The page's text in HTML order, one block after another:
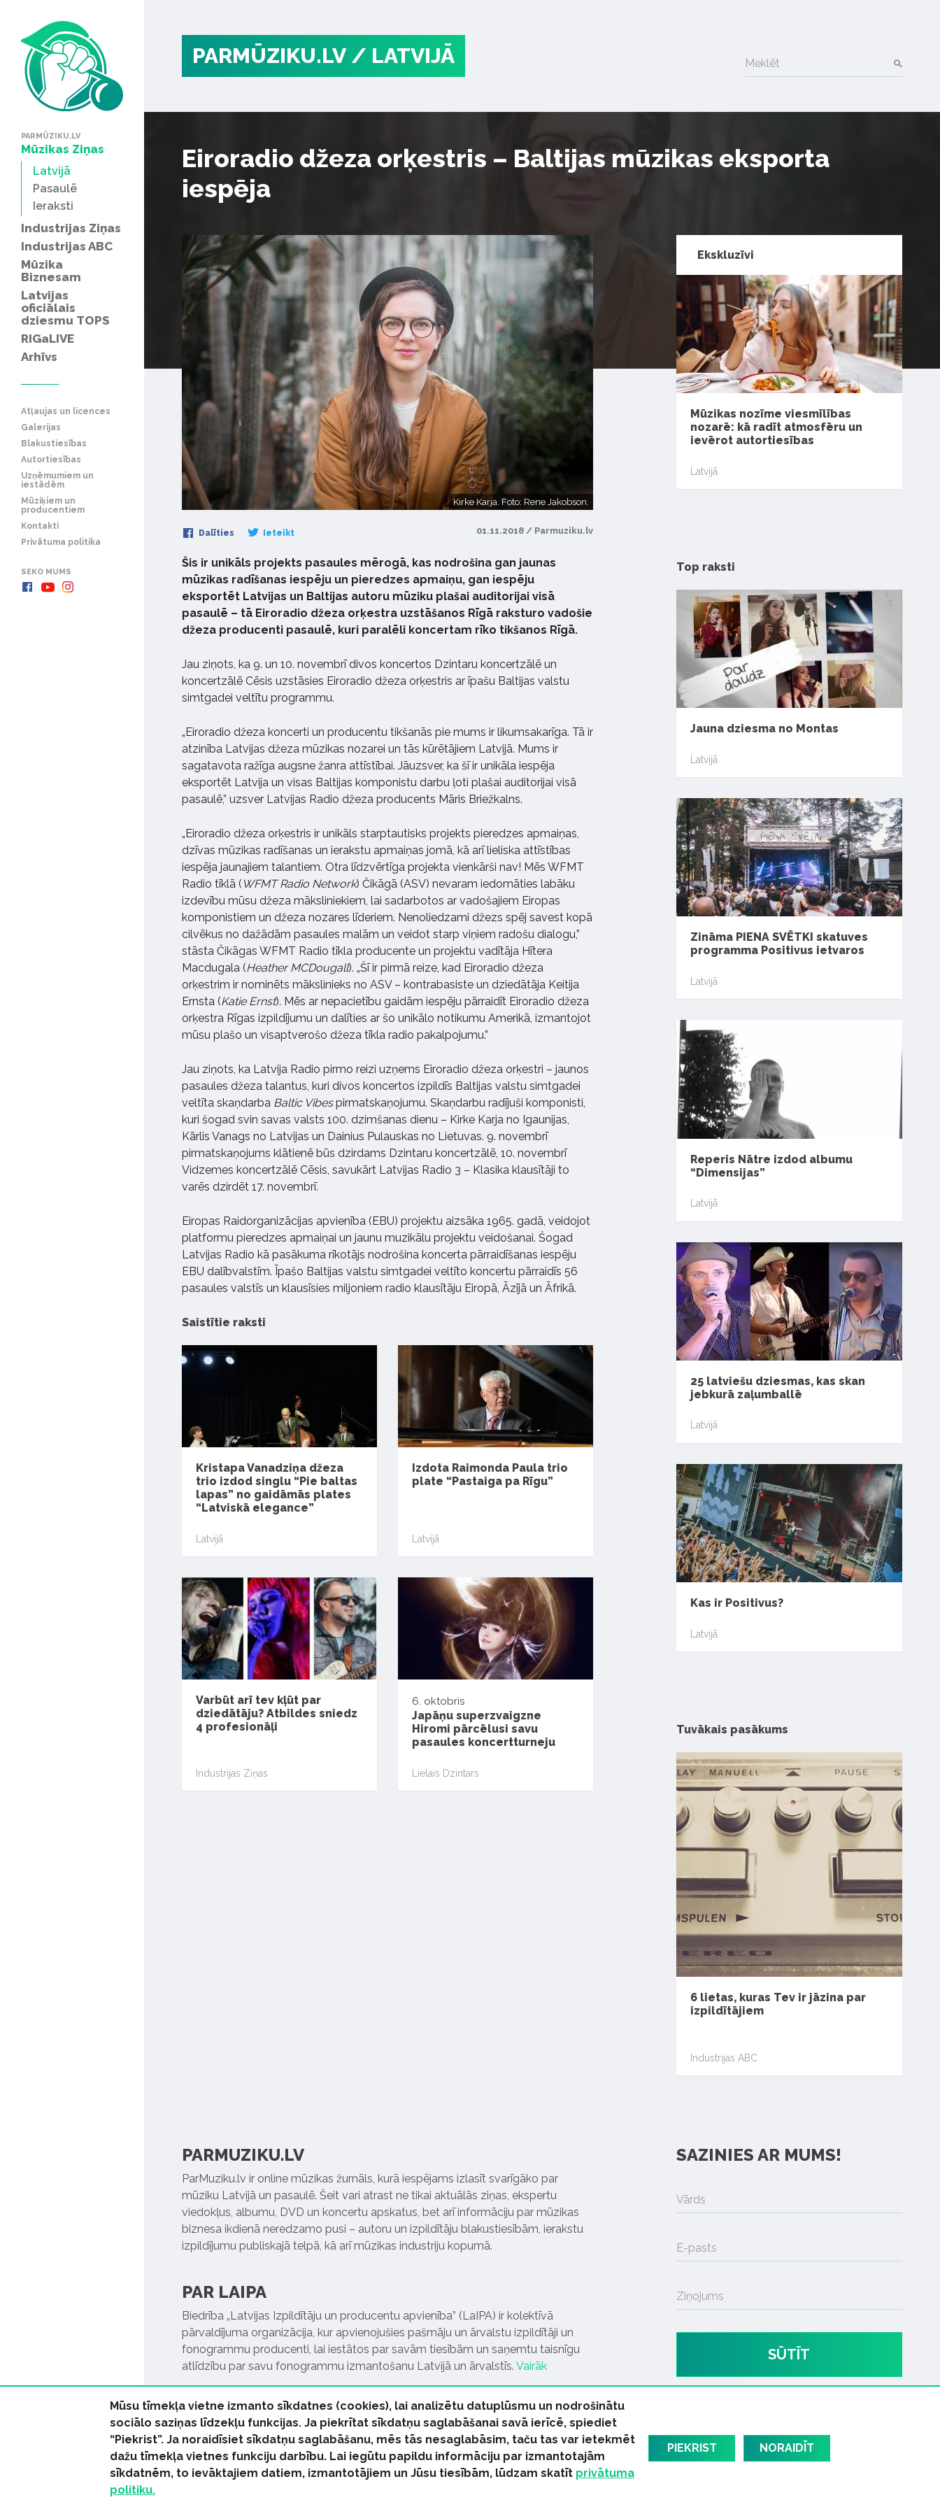
PARMŪZIKU.LV
Mūzikas Ziņas
Latvijā
Pasaulē
Ieraksti
Industrijas Ziņas
Industrijas ABC
Mūzika
Biznesam
Latvijas
oficiālais
dziesmu TOPS
RIGaLIVE
Arhīvs
Atļaujas un licences
Galerijas
Blakustiesības
Autortiesības
Uzņēmumiem un
iestādēm
Mūziķiem un
producentiem
Kontakti
Privātuma politika
SEKO MUMS
PARMŪZIKU.LV / LATVIJĀ Meklēt
Eiroradio džeza orķestris – Baltijas mūzikas eksporta
iespēja
Kirke Karja. Foto: Rene Jakobson.
Dalīties Ieteikt 01.11.2018 / Parmuziku.lv
Šis ir unikāls projekts pasaules mērogā, kas nodrošina gan jaunas
mūzikas radīšanas iespēju un pieredzes apmaiņu, gan iespēju
eksportēt Latvijas un Baltijas autoru mūziku plašai auditorijai visā
pasaulē – tā Eiroradio džeza orķestra uzstāšanos Rīgā raksturo vadošie
džeza producenti pasaulē, kuri paralēli koncertam rīko tikšanos Rīgā.
Jau ziņots, ka 9. un 10. novembrī divos koncertos Dzintaru koncertzālē un
koncertzālē Cēsis uzstāsies Eiroradio džeza orķestris ar īpašu Baltijas valstu
simtgadei veltītu programmu.
„Eiroradio džeza koncerti un producentu tikšanās pie mums ir likumsakarīga. Tā ir
atzinība Latvijas džeza mūzikas nozarei un tās kūrētājiem Latvijā. Mums ir
sagatavota ražīga augsne žanra attīstībai. Jāuzsver, ka šī ir unikāla iespēja
eksportēt Latvija un visas Baltijas komponistu darbu ļoti plašai auditorijai visā
pasaulē,” uzsver Latvijas Radio džeza producents Māris Briežkalns.
„Eiroradio džeza orķestris ir unikāls starptautisks projekts pieredzes apmaiņas,
dzīvas mūzikas radīšanas un ierakstu apmaiņas jomā, kā arī lieliska attīstības
iespēja jaunajiem talantiem. Otra līdzvērtīga projekta vienkārši nav! Mēs WFMT
Radio tīklā ( WFMT Radio Network) Čikāgā (ASV) nevaram iedomāties labāku
izdevību mūsu džeza māksliniekiem, lai sadarbotos ar vadošajiem Eiropas
komponistiem un džeza nozares līderiem. Nenoliedzami džezs spēj savest kopā
cilvēkus no dažādām pasaules malām un veidot starp viņiem radošu dialogu,”
stāsta Čikāgas WFMT Radio tīkla producente un projektu vadītāja Hītera
Macdugala (Heather MCDougall). „Šī ir pirmā reize, kad Eiroradio džeza
orķestrim ir nominēts mākslinieks no ASV – kontrabasiste un dziedātāja Keitija
Ernsta (Katie Ernst). Mēs ar nepacietību gaidām iespēju pārraidīt Eiroradio džeza
orķestra Rīgas izpildījumu un dalīties ar šo unikālo notikumu Amerikā, izmantojot
mūsu plašo un visaptverošo džeza tīkla radio pakalpojumu.”
Jau ziņots, ka Latvija Radio pirmo reizi uzņems Eiroradio džeza orķestri – jaunos
pasaules džeza talantus, kuri divos koncertos izpildīs Baltijas valstu simtgadei
veltīta skaņdarba Baltic Vibespirmatskaņojumu. Skaņdarbu radījuši komponisti,
kuri šogad svin savas valsts 100. dzimšanas dienu – Kirke Karja no Igaunijas,
Kārlis Vanags no Latvijas un Dainius Pulauskas no Lietuvas. 9. novembrī
pirmatskaņojums klātienē būs dzirdams Dzintaru koncertzālē, 10. novembrī
Vidzemes koncertzālē Cēsis, savukārt Latvijas Radio 3 – Klasika klausītāji to
varēs dzirdēt 17. novembrī.
Eiropas Raidorganizācijas apvienība (EBU) projektu aizsāka 1965. gadā, veidojot
platformu pieredzes apmaiņai un jaunu muzikālu projektu veidošanai. Šogad
Latvijas Radio kā pasākuma rīkotājs nodrošina koncerta pārraidīšanas iespēju
EBU dalībvalstīm. Īpašo Baltijas valstu simtgadei veltīto koncertu pārraidīs 56
pasaules valstīs un klausīsies miljoniem radio klausītāju Eiropā, Āzījā un Āfrikā.
Saistītie raksti
Kristapa Vanadziņa džeza
trio izdod singlu “Pie baltas
lapas” no gaidāmās plates
“Latviskā elegance”
Latvijā
Izdota Raimonda Paula trio
plate “Pastaiga pa Rīgu”
Latvijā
Varbūt arī tev kļūt par
dziedātāju? Atbildes sniedz
4 profesionāļi
Industrijas Ziņas
6. oktobris
Japāņu superzvaigzne
Hiromi pārcēlusi savu
pasaules koncertturneju
Lielais Dzintars
Ekskluzīvi
Mūzikas nozīme viesmīlības
nozarē: kā radīt atmosfēru un
ievērot autortiesības
Latvijā
Top raksti
Jauna dziesma no Montas
Latvijā
Zināma PIENA SVĒTKI skatuves
programma Positivus ietvaros
Latvijā
Reperis Nātre izdod albumu
“Dimensijas”
Latvijā
25 latviešu dziesmas, kas skan
jebkurā zaļumballē
Latvijā
Kas ir Positivus?
Latvijā
Tuvākais pasākums
6 lietas, kuras Tev ir jāzina par
izpildītājiem
Industrijas ABC
PARMUZIKU.LV
ParMuziku.lv ir online mūzikas žurnāls, kurā iespējams izlasīt svarīgāko par
mūziku Latvijā un pasaulē. Šeit vari atrast ne tikai aktuālās ziņas, ekspertu
viedokļus, albumu, DVD un koncertu apskatus, bet arī informāciju par mūzikas
biznesa ikdienā neredzamo pusi – autoru un izpildītāju blakustiesībām, ierakstu
izpildījumu publiskajā telpā, kā arī mūzikas industriju kopumā.
PAR LAIPA
Biedrība „Latvijas Izpildītāju un producentu apvienība” (LaIPA) ir kolektīvā
pārvaldījuma organizācija, kur apvienojušies pašmāju un ārvalstu izpildītāji un
fonogrammu producenti, lai iestātos par savām tiesībām un saņemtu taisnīgu
atlīdzību par savu fonogrammu izmantošanu Latvijā un ārvalstīs. Vairāk
SAZINIES AR MUMS!
Vārds
E-pasts
Ziņojums
SŪTĪT
© 2026 parmuziku.lv, visas tiesības paturētas
Mūsu tīmekļa vietne izmanto sīkdatnes (cookies), lai analizētu datuplūsmu un nodrošinātu
sociālo saziņas līdzekļu funkcijas. Ja piekrītat sīkdatņu saglabāšanai savā ierīcē, spiediet
“Piekrist”. Ja noraidīsiet sīkdatņu saglabāšanu, mēs tās nesaglabāsim, taču tas var ietekmēt
dažu tīmekļa vietnes funkciju darbību. Lai iegūtu papildu informāciju par izmantotajām
sīkdatnēm, to ievāktajiem datiem, izmantotājiem un Jūsu tiesībām, lūdzam skatīt privātuma
politiku.
PIEKRIST NORAIDĪT